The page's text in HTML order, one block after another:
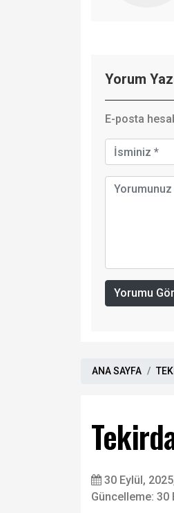
Yorum
E-posta
Yorumu
ANA SAYFA
30 Eylül,
Güncelleme: 30